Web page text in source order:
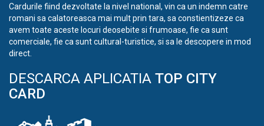
Cardurile fiind dezvoltate la nivel national, vin ca un indemn catre
romani sa calatoreasca mai mult prin tara, sa constientizeze ca
avem toate aceste locuri deosebite si frumoase, fie ca sunt
comerciale, fie ca sunt cultural-turistice, si sa le descopere in mod
direct.
DESCARCA APLICATIA TOP CITY
CARD